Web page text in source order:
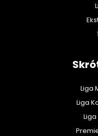
Liga
Liga